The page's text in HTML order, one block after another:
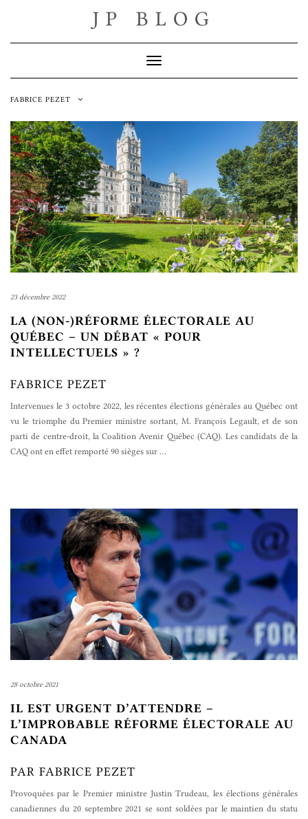
JP BLOG
Toggle Navigation
FABRICE PEZET
23 décembre 2022
LA (NON-)RÉFORME ÉLECTORALE AU
QUÉBEC – UN DÉBAT « POUR
INTELLECTUELS » ?
FABRICE PEZET
Intervenues le 3 octobre 2022, les récentes élections générales au Québec ont
vu le triomphe du Premier ministre sortant, M. François Legault, et de son
parti de centre-droit, la Coalition Avenir Québec (CAQ). Les candidats de la
CAQ ont en effet remporté 90 sièges sur …
28 octobre 2021
IL EST URGENT D’ATTENDRE –
L’IMPROBABLE RÉFORME ÉLECTORALE AU
CANADA
PAR FABRICE PEZET
Provoquées par le Premier ministre Justin Trudeau, les élections générales
canadiennes du 20 septembre 2021 se sont soldées par le maintien du statu